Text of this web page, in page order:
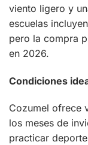
viento ligero y
escuelas
pero la compra
en 2026.
Condiciones
Cozumel ofrece
los meses de
practicar